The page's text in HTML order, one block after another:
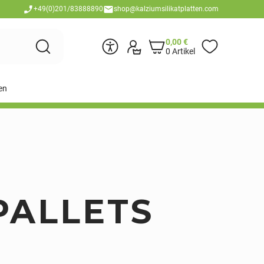
+49(0)201/83888890 shop@kalziumsilikatplatten.com
0,00€
0 Artikel